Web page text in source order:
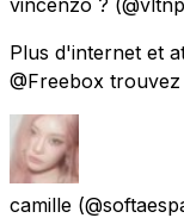
Plus d'internet et
@Freebox
camille